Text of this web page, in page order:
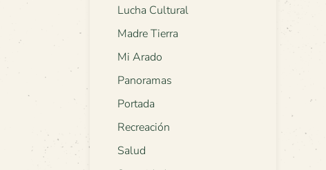
Lucha Cultural
Madre Tierra
Mi Arado
Panoramas
Portada
Recreación
Salud